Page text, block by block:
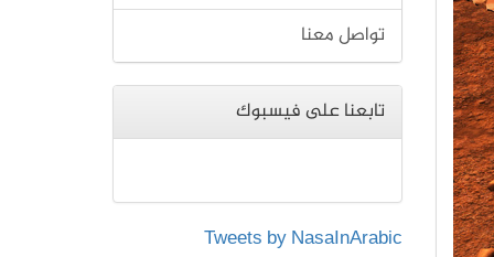
تواصل معنا
تابعنا على فيسبوك
Tweets by NasaInArabic